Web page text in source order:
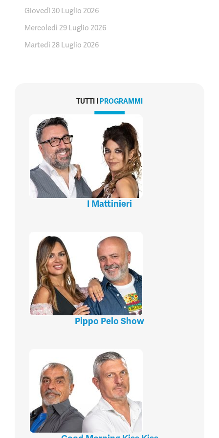
Giovedì 30 Luglio 2026
Mercoledì 29 Luglio 2026
Martedì 28 Luglio 2026
TUTTI I PROGRAMMI
I Mattinieri
Pippo Pelo Show